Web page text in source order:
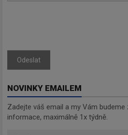
Odeslat
NOVINKY EMAILEM
Zadejte váš email a my Vám
informace, maximálně 1x týdně.